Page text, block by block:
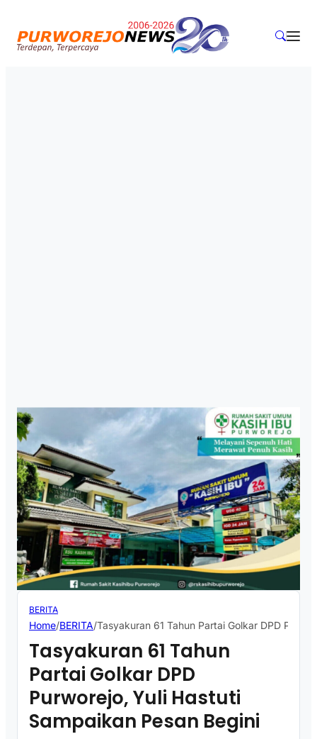
BERITA
Home/BERITA/Tasyakuran 61 Tahun Partai Golkar DPD
Tasyakuran 61 Tahun
Partai Golkar DPD
Purworejo, Yuli Hastuti
Sampaikan Pesan Begini